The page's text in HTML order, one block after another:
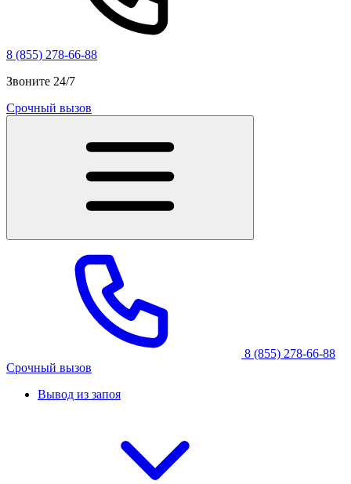
8 (855) 278-66-88
Звоните 24/7
Срочный вызов
8 (855) 278-66-88
Срочный вызов
Вывод из запоя